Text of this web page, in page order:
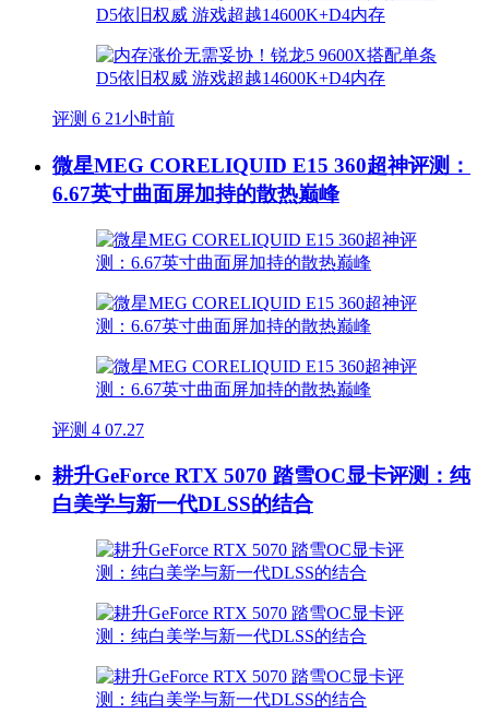
评测 6 21小时前
微星MEG CORELIQUID E15 360超神评测：
6.67英寸曲面屏加持的散热巅峰
评测 4 07.27
耕升GeForce RTX 5070 踏雪OC显卡评测：纯
白美学与新一代DLSS的结合